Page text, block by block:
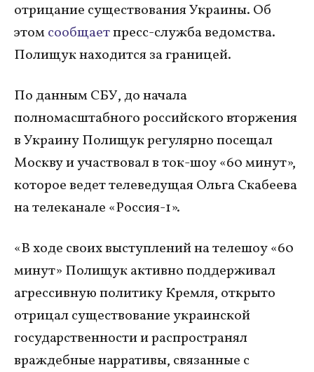
отрицание существования Украины. Об
этомсообщаетпресс-служба ведомства.
Полищук находится за границей.
По данным СБУ, до начала
полномасштабного российского вторжения
в Украину Полищук регулярно посещал
Москву и участвовал в ток-шоу «60 минут»,
которое ведет телеведущая Ольга Скабеева
на телеканале «Россия-1».
«В ходе своих выступлений на телешоу «60
минут» Полищук активно поддерживал
агрессивную политику Кремля, открыто
отрицал существование украинской
государственности и распространял
враждебные нарративы, связанные с